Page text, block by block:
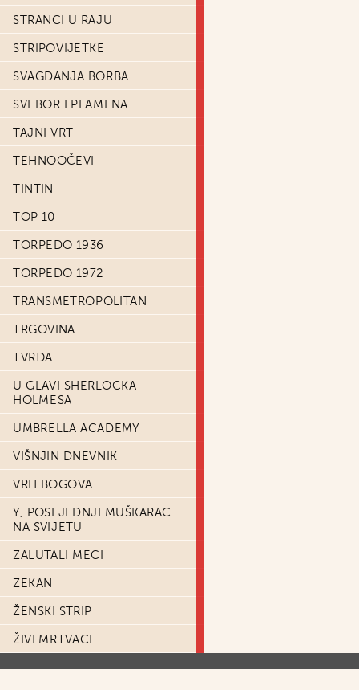
STRANCI U RAJU
STRIPOVIJETKE
SVAGDANJA BORBA
SVEBOR I PLAMENA
TAJNI VRT
TEHNOOČEVI
TINTIN
TOP 10
TORPEDO 1936
TORPEDO 1972
TRANSMETROPOLITAN
TRGOVINA
TVRĐA
U GLAVI SHERLOCKA
HOLMESA
UMBRELLA ACADEMY
VIŠNJIN DNEVNIK
VRH BOGOVA
Y, POSLJEDNJI MUŠKARAC
NA SVIJETU
ZALUTALI MECI
ZEKAN
ŽENSKI STRIP
ŽIVI MRTVACI